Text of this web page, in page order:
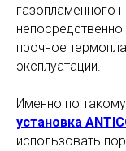
газопламенного
прочное
эксплуатации.
Именно по
установка
использовать